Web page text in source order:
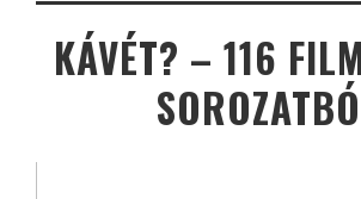
KÁVÉT? – 116